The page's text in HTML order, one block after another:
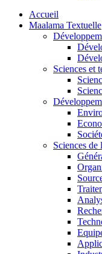
Accueil
Maalama Textuelle
Sciences et
Sciences